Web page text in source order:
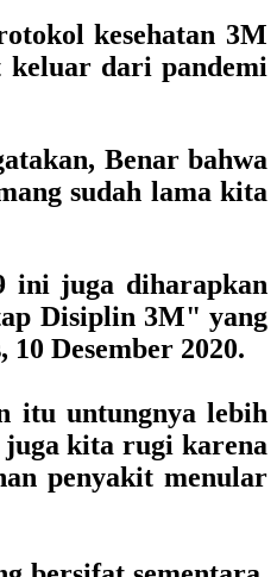
kesehatan 3M
keluar dari pandemi
Benar bahwa
sudah lama kita
ini juga diharapkan
Disiplin 3M" yang
10 Desember 2020.
itu untungnya lebih
kita rugi karena
penyakit menular